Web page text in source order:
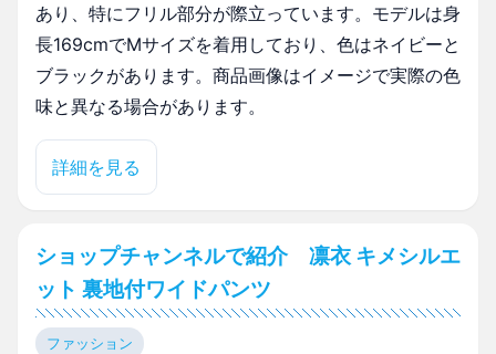
あり、特にフリル部分が際立っています。モデルは身
長169cmでMサイズを着用しており、色はネイビーと
ブラックがあります。商品画像はイメージで実際の色
味と異なる場合があります。
詳細を見る
ショップチャンネルで紹介 凛衣 キメシルエ
ット 裏地付ワイドパンツ
ファッション